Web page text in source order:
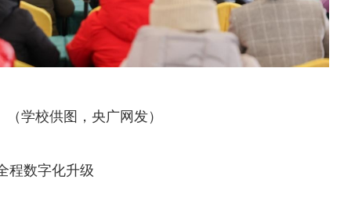
（学校供图，央广网发）
程数字化升级